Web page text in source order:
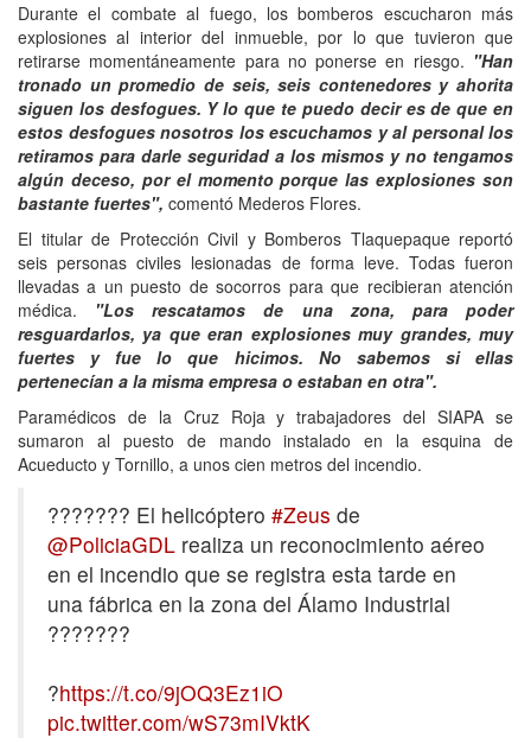
Durante el combate al fuego, los bomberos escucharon más
explosiones al interior del inmueble, por lo que tuvieron que
retirarse momentáneamente para no ponerse en riesgo. "Han
tronado un promedio de seis, seis contenedores y ahorita
siguen los desfogues. Y lo que te puedo decir es de que en
estos desfogues nosotros los escuchamos y al personal los
retiramos para darle seguridad a los mismos y no tengamos
algún deceso, por el momento porque las explosiones son
bastante fuertes", comentó Mederos Flores.
El titular de Protección Civil y Bomberos Tlaquepaque reportó
seis personas civiles lesionadas de forma leve. Todas fueron
llevadas a un puesto de socorros para que recibieran atención
médica. "Los rescatamos de una zona, para poder
resguardarlos, ya que eran explosiones muy grandes, muy
fuertes y fue lo que hicimos. No sabemos si ellas
pertenecían a la misma empresa o estaban en otra".
Paramédicos de la Cruz Roja y trabajadores del SIAPA se
sumaron al puesto de mando instalado en la esquina de
Acueducto y Tornillo, a unos cien metros del incendio.
??????? El helicóptero #Zeus de
@PoliciaGDL realiza un reconocimiento aéreo
en el incendio que se registra esta tarde en
una fábrica en la zona del Álamo Industrial
???????
?https://t.co/9jOQ3Ez1iO
pic.twitter.com/wS73mIVktK